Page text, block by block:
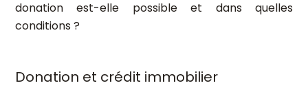
donation est-elle possible et dans quelles
conditions ?
Donation et crédit immobilier